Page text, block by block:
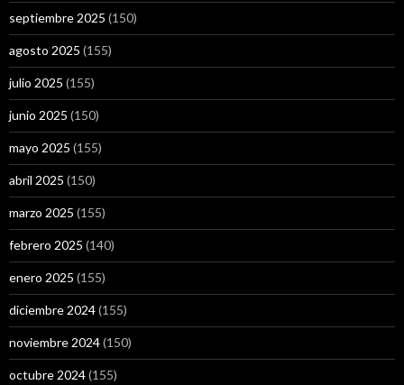
septiembre 2025 (150)
agosto 2025 (155)
julio 2025 (155)
junio 2025 (150)
mayo 2025 (155)
abril 2025 (150)
marzo 2025 (155)
febrero 2025 (140)
enero 2025 (155)
diciembre 2024(155)
noviembre 2024(150)
octubre 2024(155)